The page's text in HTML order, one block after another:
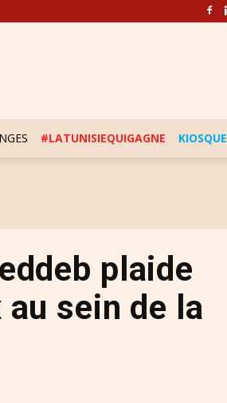
#LATUNISIEQUIGAGNE KIOSQUE
plaide
sein de la